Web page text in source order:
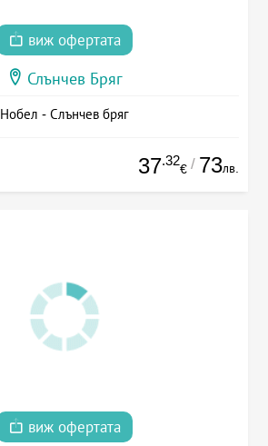
виж офертата
Слънчев Бряг
Нобел - Слънчев бряг
37.32
€ / 73лв.
виж офертата